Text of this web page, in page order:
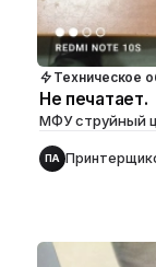
Техническое
Не печатает.
МФУ струйный
ПА